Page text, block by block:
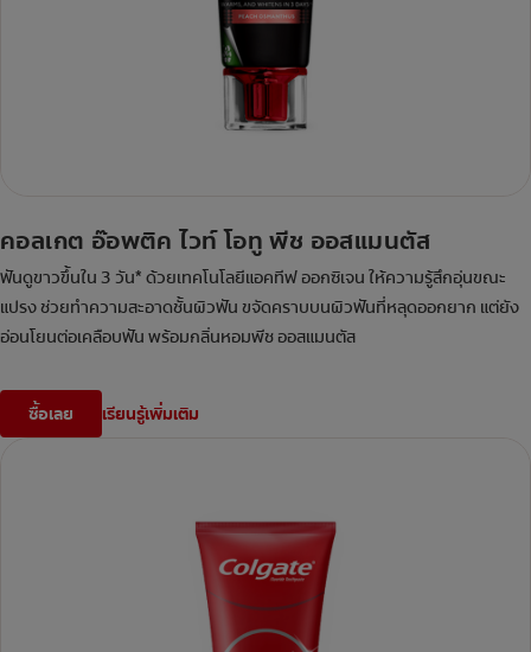
คอลเกต อ๊อพติค ไวท์ โอทู พีช ออสแมนตัส
ฟันดูขาวขึ้นใน 3 วัน* ด้วยเทคโนโลยีแอคทีฟ ออกซิเจน ให้ความรู้สึกอุ่นขณะ
แปรง ช่วยทำความสะอาดชั้นผิวฟัน ขจัดคราบบนผิวฟันที่หลุดออกยาก แต่ยัง
อ่อนโยนต่อเคลือบฟัน พร้อมกลิ่นหอมพีช ออสแมนตัส
ซื้อเลย เรียนรู้เพิ่มเติม